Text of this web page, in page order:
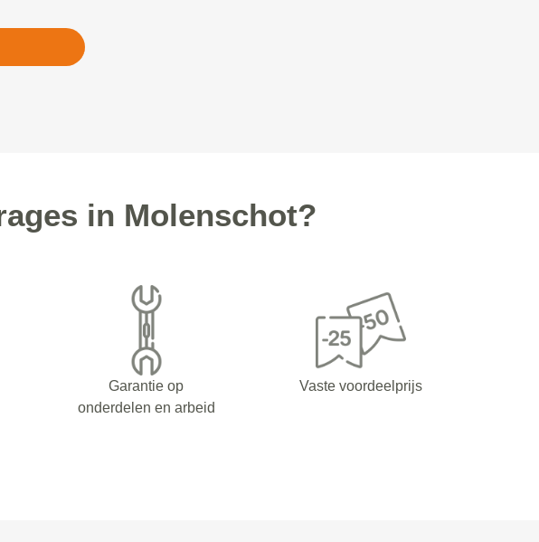
in Molenschot?
Garantie op
onderdelen en arbeid
Vaste voordeelprijs